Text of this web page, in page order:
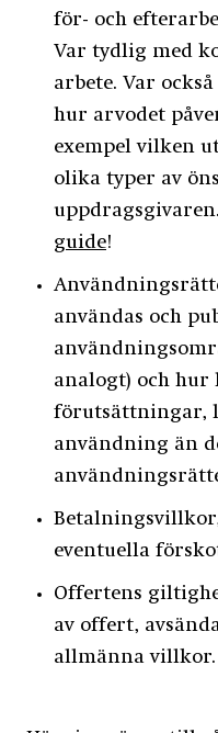
för- och
Var tydlig med
arbete. Var
hur arvodet
exempel vilken
olika typer av
guide!
användas och
analogt) och hur
förutsättningar,
användning än
eventuella
Offertens
av offert,
allmänna villkor.